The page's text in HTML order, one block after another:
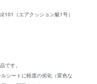
（エアクッション艇1号）
です。
シートに軽度の劣化（変色な